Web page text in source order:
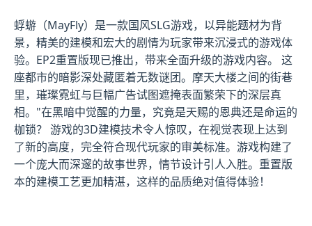
蜉蝣（MayFly）是一款国风SLG游戏，以异能题材为背
景，精美的建模和宏大的剧情为玩家带来沉浸式的游戏体
验。EP2重置版现已推出，带来全面升级的游戏内容。 这
座都市的暗影深处藏匿着无数谜团。摩天大楼之间的街巷
里，璀璨霓虹与巨幅广告试图遮掩表面繁荣下的深层真
相。"在黑暗中觉醒的力量，究竟是天赐的恩典还是命运的
枷锁？ 游戏的3D建模技术令人惊叹，在视觉表现上达到
了新的高度，完全符合现代玩家的审美标准。游戏构建了
一个庞大而深邃的故事世界，情节设计引人入胜。重置版
本的建模工艺更加精湛，这样的品质绝对值得体验！